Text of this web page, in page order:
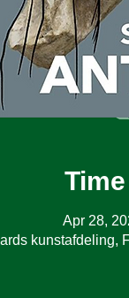
Apr 28,
kunstafdeling,